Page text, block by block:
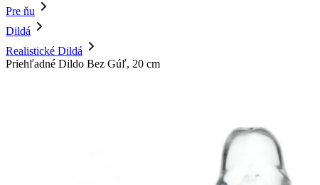
Pre ňu
Dildá
Realistické Dildá
Priehľadné Dildo Bez Gúľ, 20 cm